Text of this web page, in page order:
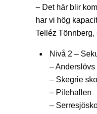
– Det här blir
har vi hög
Telléz
Nivå 2 –
–
– Skegrie
– Pilehallen
–